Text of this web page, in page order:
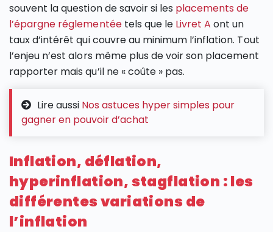
souvent la question de savoir si les placements de
l’épargne réglementéetels que le Livret A ont un
taux d’intérêt qui couvre au minimum l’inflation. Tout
l’enjeu n’est alors même plus de voir son placement
rapporter mais qu’il ne « coûte » pas.
Lire aussi Nos astuces hyper simples pour
gagner en pouvoir d’achat
Inflation, déflation,
hyperinflation, stagflation : les
différentes variations de
l’inflation